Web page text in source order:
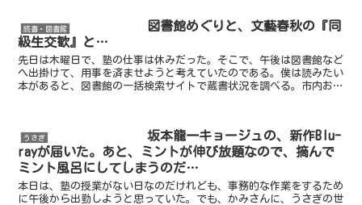
読書・図書館
図書館めぐりと、文藝春秋の『同
級生交歓』と…
先日は木曜日で、塾の仕事は休みだった。そこで、午後は図書館など
へ出掛けて、用事を済ませようと考えていたのである。僕は読みたい
本があると、図書館の一括検索サイトで蔵書状況を調べる。市内およ
うさぎ
坂本龍一キョージュの、新作Blu-
rayが届いた。あと、ミントが伸び放題なので、摘んで
ミント風呂にしてしまうのだ…
本日は、塾の授業がない日なのだけれども、事務的な作業をするため
に午後から出勤しようと思っていた。でも、かみさんに、うさぎの世